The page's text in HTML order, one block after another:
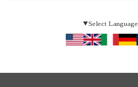
▼Select Language